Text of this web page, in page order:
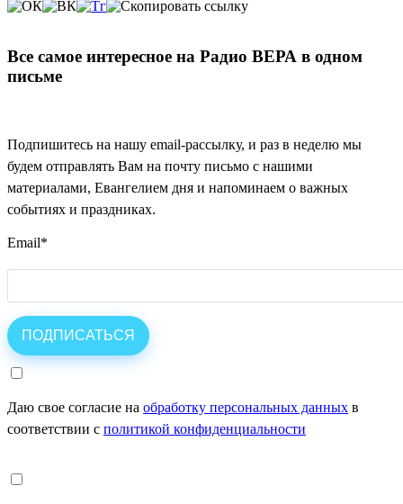
Все самое интересное на Радио ВЕРА в одном
письме
Подпишитесь на нашу email-рассылку, и раз в неделю мы
будем отправлять Вам на почту письмо с нашими
материалами, Евангелием дня и напоминаем о важных
событиях и праздниках.
Email*
Даю свое согласие на обработку персональных данных в
соответствии с политикой конфиденциальности